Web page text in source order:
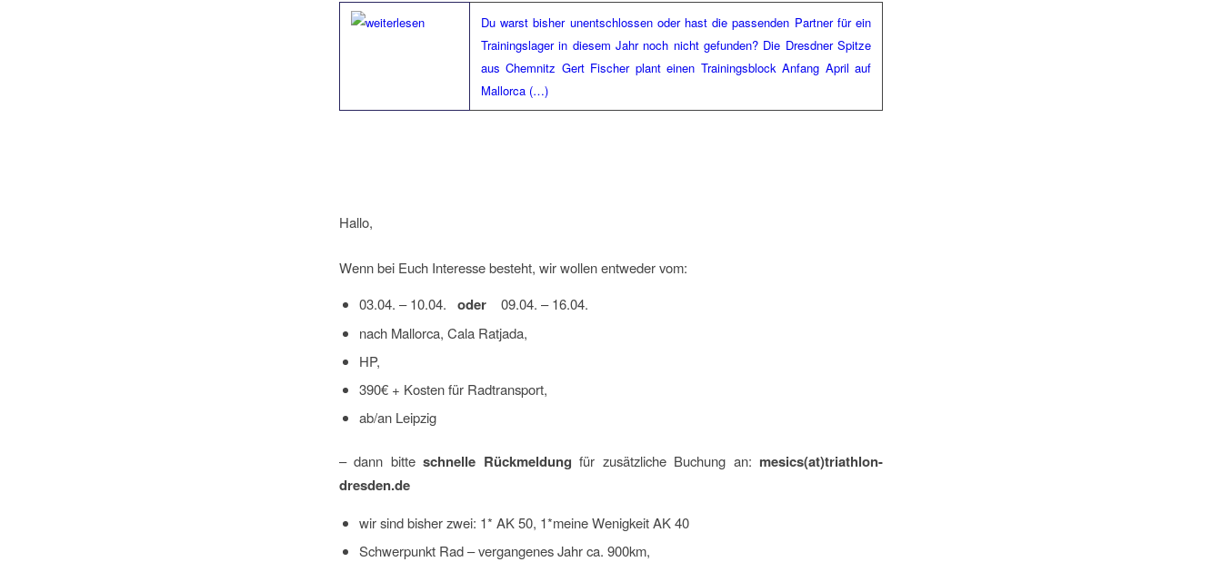
Du warst bisher unentschlossen oder hast die passenden Partner für ein
Trainingslager in diesem Jahr noch nicht gefunden? Die Dresdner Spitze
aus Chemnitz Gert Fischer plant einen Trainingsblock Anfang April auf
Mallorca (…)
Hallo,
Wenn bei Euch Interesse besteht, wir wollen entweder vom:
03.04. – 10.04. oder 09.04. – 16.04.
nach Mallorca, Cala Ratjada,
HP,
390€ + Kosten für Radtransport,
ab/an Leipzig
– dann bitteschnelle Rückmeldung für zusätzliche Buchung an: mesics(at)triathlon-
dresden.de
wir sind bisher zwei: 1* AK 50, 1*meine Wenigkeit AK 40
Schwerpunkt Rad – vergangenes Jahr ca. 900km,